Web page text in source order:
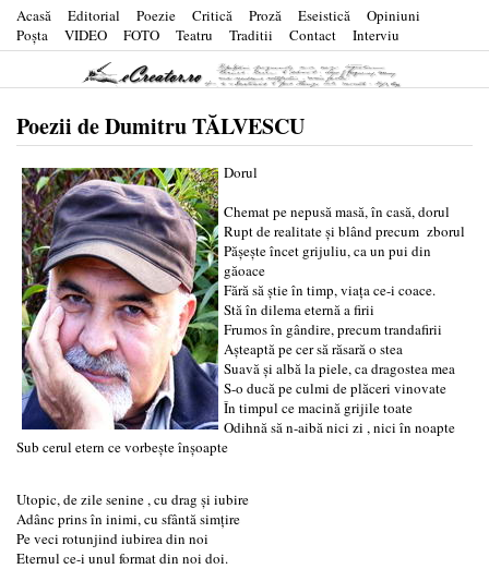
Acasă Editorial Poezie Critică Proză Eseistică
Opiniuni
Poşta
VIDEO FOTO Teatru Traditii Contact Interviu
Poezii de Dumitru TĂLVESCU
Dorul
Chemat pe nepusă masă, în casă, dorul
Rupt de realitate și blând precum zborul
Pășește încet grijuliu, ca un pui din
găoace
Fără să știe în timp, viața ce-i coace.
Stă în dilema eternă a firii
Frumos în gândire, precum trandafirii
Așteaptă pe cer să răsară o stea
Suavă și albă la piele, ca dragostea mea
S-o ducă pe culmi de plăceri vinovate
În timpul ce macină grijile toate
Odihnă să n-aibă nici zi , nici în noapte
Sub cerul etern ce vorbește înșoapte
Utopic, de zile senine , cu drag și iubire
Adânc prins în inimi, cu sfântă simțire
Pe veci rotunjind iubirea din noi
Eternul ce-i unul format din noi doi.